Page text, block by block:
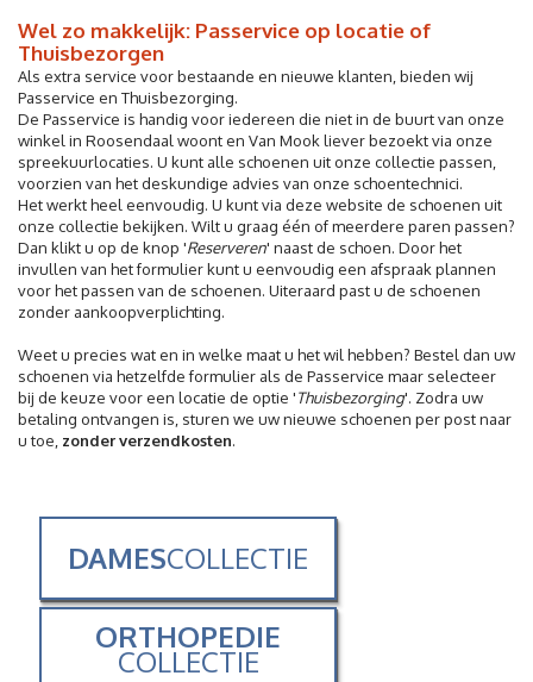
Wel zo makkelijk: Passervice op locatie of
Thuisbezorgen
Als extra service voor bestaande en nieuwe klanten, bieden wij
Passervice en Thuisbezorging.
De Passervice is handig voor iedereen die niet in de buurt van onze
winkel in Roosendaal woont en Van Mook liever bezoekt via onze
spreekuurlocaties. U kunt alle schoenen uit onze collectie passen,
voorzien van het deskundige advies van onze schoentechnici.
Het werkt heel eenvoudig. U kunt via deze website de schoenen uit
onze collectie bekijken. Wilt u graag één of meerdere paren passen?
Dan klikt u op de knop 'Reserveren' naast de schoen. Door het
invullen van het formulier kunt u eenvoudig een afspraak plannen
voor het passen van de schoenen. Uiteraard past u de schoenen
zonder aankoopverplichting.
Weet u precies wat en in welke maat u het wil hebben? Bestel dan uw
schoenen via hetzelfde formulier als de Passervice maar selecteer
bij de keuze voor een locatie de optie 'Thuisbezorging'. Zodra uw
betaling ontvangen is, sturen we uw nieuwe schoenen per post naar
u toe, zonder verzendkosten.
DAMESCOLLECTIE
ORTHOPEDIE
COLLECTIE